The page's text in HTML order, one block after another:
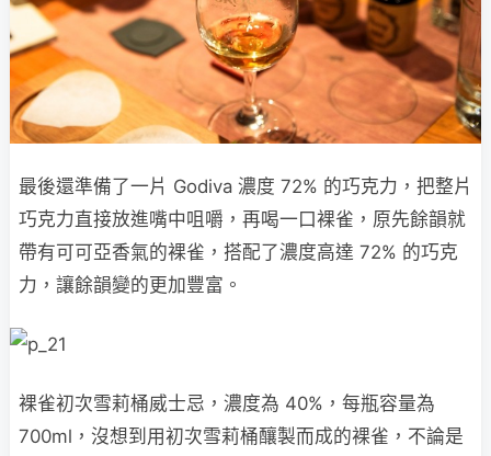
最後還準備了一片 Godiva 濃度 72% 的巧克力，把整片
巧克力直接放進嘴中咀嚼，再喝一口裸雀，原先餘韻就
帶有可可亞香氣的裸雀，搭配了濃度高達 72% 的巧克
力，讓餘韻變的更加豐富。
裸雀初次雪莉桶威士忌，濃度為 40%，每瓶容量為
700ml，沒想到用初次雪莉桶釀製而成的裸雀，不論是